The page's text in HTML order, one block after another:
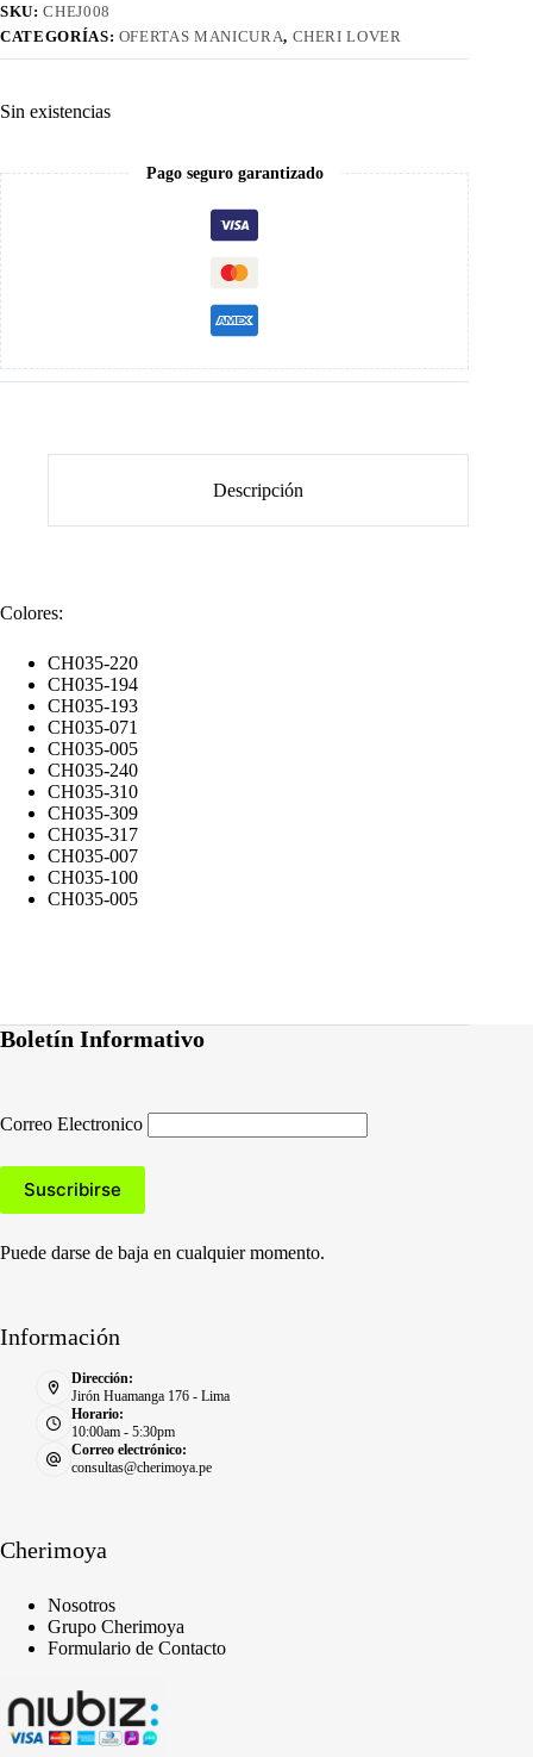
SKU:CHEJ008
CATEGORÍAS: OFERTAS MANICURA, CHERI LOVER
Sin existencias
Pago seguro garantizado
Descripción
Colores:
CH035-220
CH035-194
CH035-193
CH035-071
CH035-005
CH035-240
CH035-310
CH035-309
CH035-317
CH035-007
CH035-100
CH035-005
Boletín Informativo
Correo Electronico
Puede darse de baja en cualquier momento.
Información
Dirección:
Jirón Huamanga 176 - Lima
Horario:
10:00am - 5:30pm
Correo electrónico:
consultas@cherimoya.pe
Cherimoya
Nosotros
Grupo Cherimoya
Formulario de Contacto